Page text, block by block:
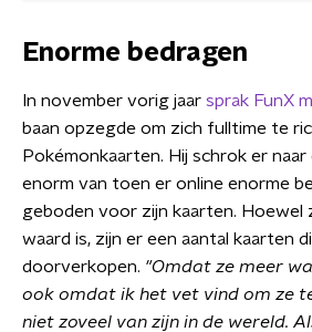
Enorme bedragen
In november vorig jaar sprak FunX
baan opzegde om zich fulltime te
Pokémonkaarten. Hij schrok er
enorm van toen er online enorme
geboden voor zijn kaarten. Hoewel
waard is, zijn er een aantal kaarten
doorverkopen. "Omdat ze meer
ook omdat ik het vet vind om ze
niet zoveel van zijn in de wereld.